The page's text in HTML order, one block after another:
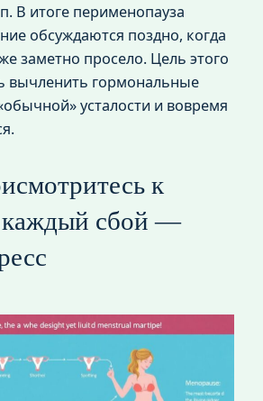
В итоге перименопауза
обсуждаются поздно, когда
заметно просело. Цель этого
вычленить гормональные
усталости и вовремя
к
каждый сбой —